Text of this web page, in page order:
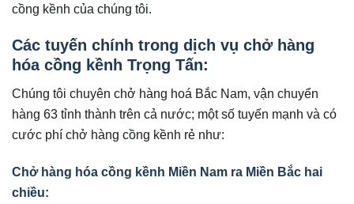
cồng kềnh của chúng tôi.
Các tuyến chính trong dịch vụ chở hàng
hóa cồng kềnh Trọng Tấn:
Chúng tôi chuyên chở hàng hoá Bắc Nam, vận chuyển
hàng 63 tỉnh thành trên cả nước; một số tuyến mạnh và có
cước phí chở hàng cồng kềnh rẻ như:
Chở hàng hóa cồng kềnh Miền Nam ra Miền Bắc hai
chiều: